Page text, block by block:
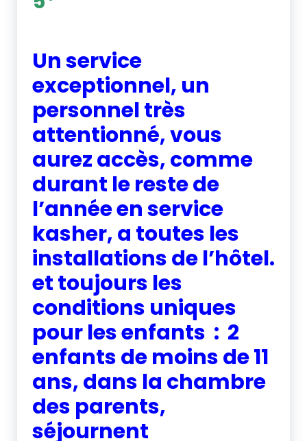
Un service
exceptionnel, un
personnel très
attentionné, vous
aurez accès, comme
durant le reste de
l’année en service
kasher, a toutes les
installations de l’hôtel.
et toujours les
conditions uniques
pour les enfants : 2
enfants de moins de 11
ans, dans la chambre
des parents,
séjournent